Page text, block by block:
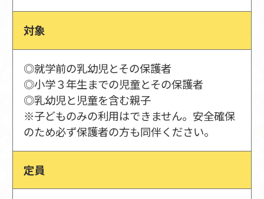
対象
◎就学前の乳幼児とその保護者
◎小学３年生までの児童とその保護者
◎乳幼児と児童を含む親子
※子どものみの利用はできません。安全確保
のため必ず保護者の方も同伴ください。
定員